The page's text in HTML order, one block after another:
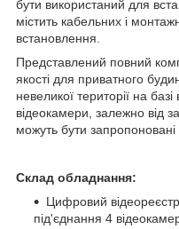
бути використаний для
містить кабельних і
встановлення.
Представлений повний
якості для приватного
невеликої території на
відеокамери, залежно від
можуть бути запропоновані
Склад обладнання:
Цифровий
під'єднання 4